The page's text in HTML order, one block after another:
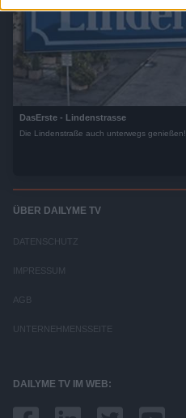
DasErste - Lindenstrasse
Die Lindenstraße auch unterwegs genießen!
ÜBER DAILYME TV
DATENSCHUTZ
IMPRESSUM
AGB
UNTERNEHMENSSEITE
DAILYME TV IM WEB: